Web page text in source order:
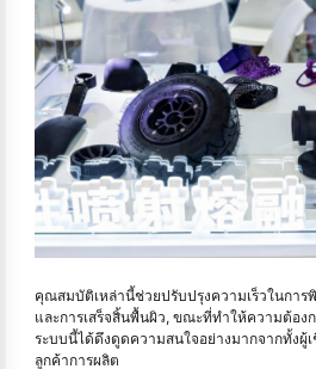
คุณสมบัติเหล่านี้ช่วยปรับปรุงความเร็วในกา
และการเสร็จสิ้นพื้นผิว, ขณะที่ทำให้ความต้อง
ระบบนี้ได้ดึงดูดความสนใจอย่างมากจากทั้งผู้
ลูกค้าการผลิต